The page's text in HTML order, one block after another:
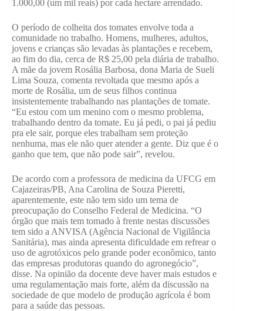
1.000,00 (um mil reais) por cada hectare arrendado.
O período de colheita dos tomates envolve toda a
comunidade no trabalho. Homens, mulheres, adultos,
jovens e crianças são levadas às plantações e recebem,
ao fim do dia, cerca de R$ 25,00 pela diária de trabalho.
A mãe da jovem Rosália Barbosa, dona Maria de Sueli
Lima Souza, comenta revoltada que mesmo após a
morte de Rosália, um de seus filhos continua
insistentemente trabalhando nas plantações de tomate.
“Eu estou com um menino com o mesmo problema,
trabalhando dentro da tomate. Eu já pedi, o pai já pediu
pra ele sair, porque eles trabalham sem proteção
nenhuma, mas ele não quer atender a gente. Diz que é o
ganho que tem, que não pode sair”, revelou.
De acordo com a professora de medicina da UFCG em
Cajazeiras/PB, Ana Carolina de Souza Pieretti,
aparentemente, este não tem sido um tema de
preocupação do Conselho Federal de Medicina. “O
órgão que mais tem tomado à frente nestas discussões
tem sido a ANVISA (Agência Nacional de Vigilância
Sanitária), mas ainda apresenta dificuldade em refrear o
uso de agrotóxicos pelo grande poder econômico, tanto
das empresas produtoras quando do agronegócio”,
disse. Na opinião da docente deve haver mais estudos e
uma regulamentação mais forte, além da discussão na
sociedade de que modelo de produção agrícola é bom
para a saúde das pessoas.